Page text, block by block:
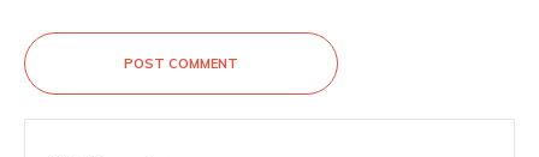
POST COMMENT